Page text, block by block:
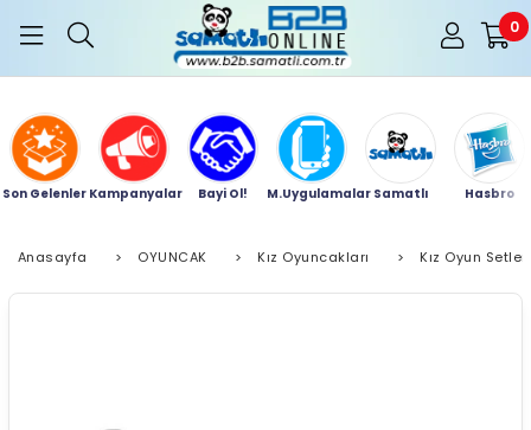
0
Son Gelenler Kampanyalar Bayi Ol! M.Uygulamalar Samatlı Hasbro
Anasayfa > OYUNCAK > Kız Oyuncakları > Kız Oyun Setleri